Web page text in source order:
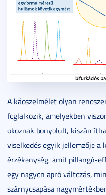
A káoszelmélet olyan
foglalkozik, amelyekben
okoznak bonyolult,
viselkedés egyik jellemzője a
érzékenység, amit pillangó-
egy nagyon apró változás,
szárnycsapása